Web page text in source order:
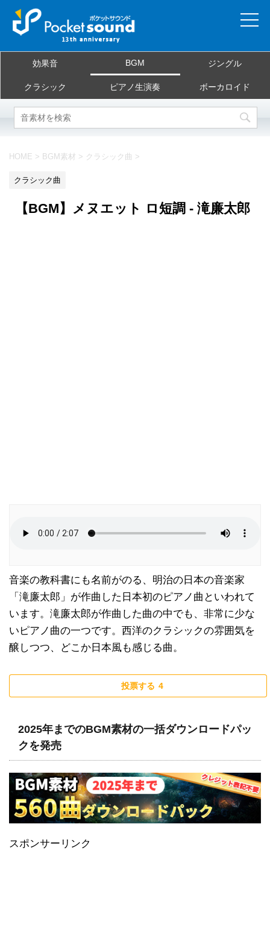
当サイトについて
ご利用規約
お問合せ
効果音 BGM ジングル
クラシック ピアノ生演奏 ボーカロイド
HOME > BGM素材 > クラシック曲 >
クラシック曲
【BGM】メヌエット ロ短調 - 滝廉太郎
音楽の教科書にも名前がのる、明治の日本の音楽家
「滝廉太郎」が作曲した日本初のピアノ曲といわれて
います。滝廉太郎が作曲した曲の中でも、非常に少な
いピアノ曲の一つです。西洋のクラシックの雰囲気を
醸しつつ、どこか日本風も感じる曲。
投票する 4
2025年までのBGM素材の一括ダウンロードパッ
クを発売
スポンサーリンク